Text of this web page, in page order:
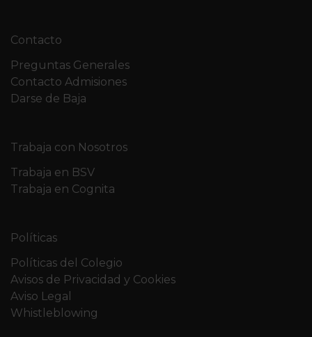
Contacto
Preguntas Generales
Contacto Admisiones
Darse de Baja
Trabaja con Nosotros
Trabaja en BSV
Trabaja en Cognita
Políticas
Políticas del Colegio
Avisos de Privacidad y Cookies
Aviso Legal
Whistleblowing